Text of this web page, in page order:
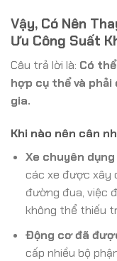
Vậy, Có Nên
Ưu Công Suất
Câu trả lời là: Có
hợp cụ thể và
gia.
Khi nào nên cân
Xe chuyên
các xe được xây
đường đua, việc
không thể thiếu
Động cơ đã
cấp nhiều bộ